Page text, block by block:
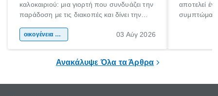
καλοκαιριού: μια γιορτή που συνδυάζει την
παράδοση με τις διακοπές και δίνει την
χώρας. Είτε πρόκειται για λίγες μέρες
οικογένεια & παιδί 03 Αύγ 2026
αποτελεί
Ανακάλυψε Όλα τα Άρθρα